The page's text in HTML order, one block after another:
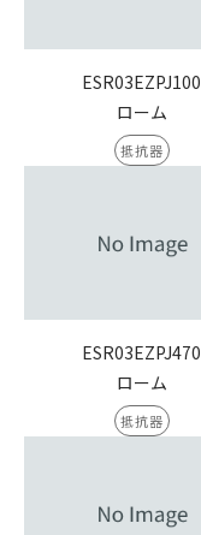
ESR03EZPJ100
ローム
抵抗器
ESR03EZPJ470
ローム
抵抗器